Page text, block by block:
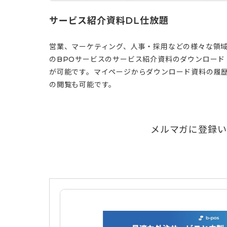
サービス紹介資料DL仕放題
営業、マーケティング、人事・採用などの様々な領
のBPOサービスのサービス紹介資料のダウンロード
が可能です。マイページからダウンロード資料の履
の閲覧も可能です。
メルマガに登録